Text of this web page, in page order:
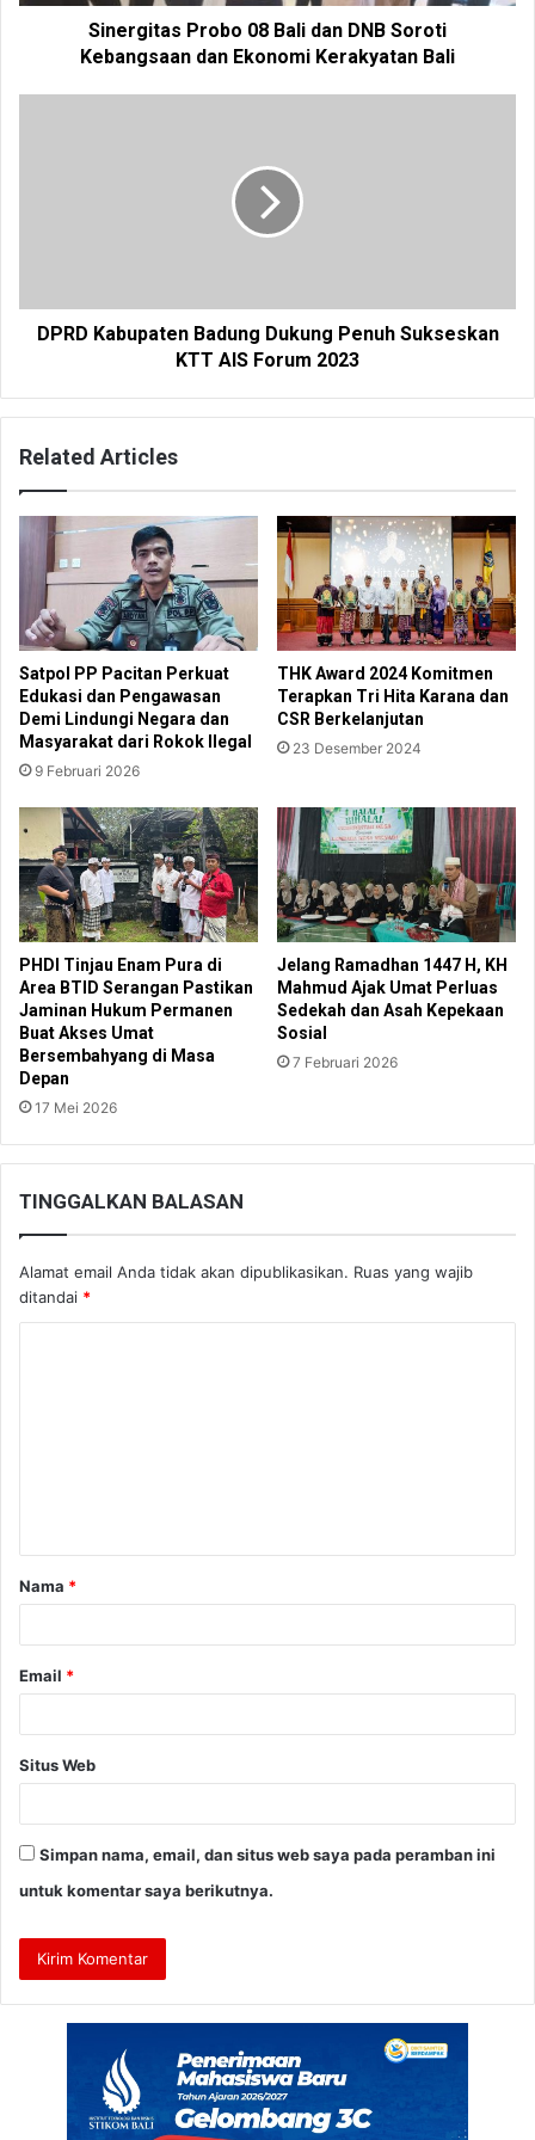
Sinergitas Probo 08 Bali dan DNB Soroti
Kebangsaan dan Ekonomi Kerakyatan Bali
DPRD Kabupaten Badung Dukung Penuh Sukseskan
KTT AIS Forum 2023
Related Articles
Satpol PP Pacitan Perkuat
Edukasi dan Pengawasan
Demi Lindungi Negara dan
Masyarakat dari Rokok Ilegal
9 Februari 2026
THK Award 2024 Komitmen
Terapkan Tri Hita Karana dan
CSR Berkelanjutan
23 Desember 2024
PHDI Tinjau Enam Pura di
Area BTID Serangan Pastikan
Jaminan Hukum Permanen
Buat Akses Umat
Bersembahyang di Masa
Depan
17 Mei 2026
Jelang Ramadhan 1447 H, KH
Mahmud Ajak Umat Perluas
Sedekah dan Asah Kepekaan
Sosial
7 Februari 2026
TINGGALKAN BALASAN
Alamat email Anda tidak akan dipublikasikan. Ruas yang wajib
ditandai *
a
r
Nama *
Email *
Situs Web
Simpan nama, email, dan situs web saya pada peramban ini
untuk komentar saya berikutnya.